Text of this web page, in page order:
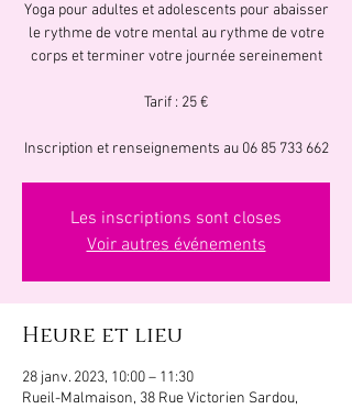
Yoga pour adultes et adolescents pour abaisser
le rythme de votre mental au rythme de votre
corps et terminer votre journée sereinement
Tarif : 25 €
Inscription et renseignements au 06 85 733 662
Les inscriptions sont closes
Voir autres événements
Heure et lieu
28 janv. 2023, 10:00 – 11:30
Rueil-Malmaison, 38 Rue Victorien Sardou,